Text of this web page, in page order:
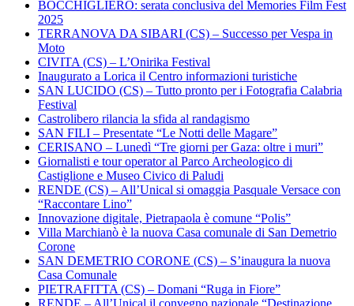
BOCCHIGLIERO: serata conclusiva del Memories Film Fest
2025
TERRANOVA DA SIBARI (CS) – Successo per Vespa in
Moto
CIVITA (CS) – L’Onirika Festival
Inaugurato a Lorica il Centro informazioni turistiche
SAN LUCIDO (CS) – Tutto pronto per i Fotografia Calabria
Festival
Castrolibero rilancia la sfida al randagismo
SAN FILI – Presentate “Le Notti delle Magare”
CERISANO – Lunedì “Tre giorni per Gaza: oltre i muri”
Giornalisti e tour operator al Parco Archeologico di
Castiglione e Museo Civico di Paludi
RENDE (CS) – All’Unical si omaggia Pasquale Versace con
“Raccontare Lino”
Innovazione digitale, Pietrapaola è comune “Polis”
Villa Marchianò è la nuova Casa comunale di San Demetrio
Corone
SAN DEMETRIO CORONE (CS) – S’inaugura la nuova
Casa Comunale
PIETRAFITTA (CS) – Domani “Ruga in Fiore”